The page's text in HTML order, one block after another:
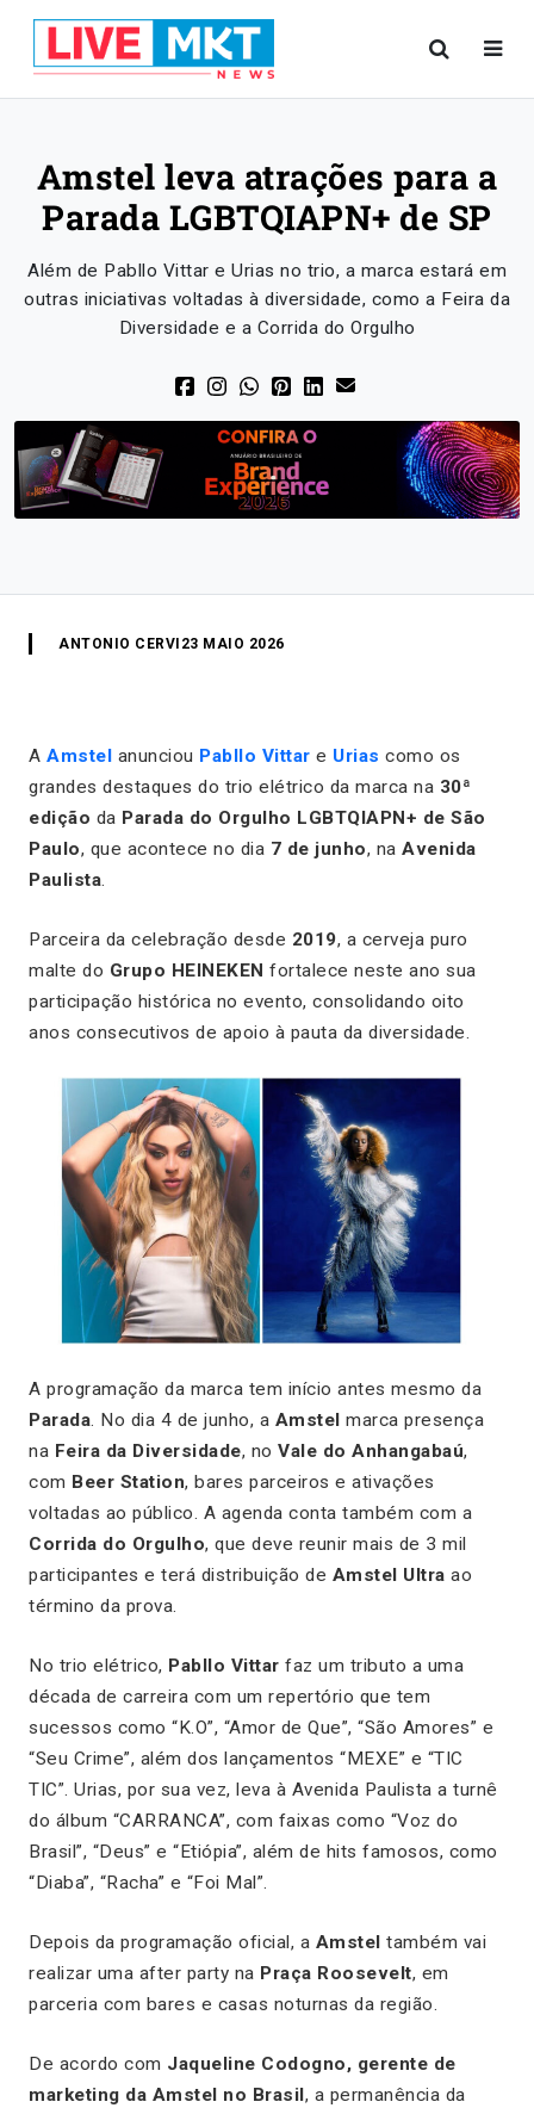
Amstel leva atrações para a
Parada LGBTQIAPN+ de SP
Além de Pabllo Vittar e Urias no trio, a marca estará em
outras iniciativas voltadas à diversidade, como a Feira da
Diversidade e a Corrida do Orgulho
ANTONIO CERVI 23 MAIO 2026
A Amstel anunciou Pabllo Vittar e Urias como os
grandes destaques do trio elétrico da marca na 30ª
edição da Parada do Orgulho LGBTQIAPN+ de São
Paulo, que acontece no dia 7 de junho, na Avenida
Paulista.
Parceira da celebração desde 2019, a cerveja puro
malte do Grupo HEINEKEN fortalece neste ano sua
participação histórica no evento, consolidando oito
anos consecutivos de apoio à pauta da diversidade.
A programação da marca tem início antes mesmo da
Parada. No dia 4 de junho, a Amstel marca presença
na Feira da Diversidade, no Vale do Anhangabaú,
com Beer Station, bares parceiros e ativações
voltadas ao público. A agenda conta também com a
Corrida do Orgulho, que deve reunir mais de 3 mil
participantes e terá distribuição de Amstel Ultra ao
término da prova.
No trio elétrico, Pabllo Vittar faz um tributo a uma
década de carreira com um repertório que tem
sucessos como “K.O”, “Amor de Que”, “São Amores” e
“Seu Crime”, além dos lançamentos “MEXE” e “TIC
TIC”. Urias, por sua vez, leva à Avenida Paulista a turnê
do álbum “CARRANCA”, com faixas como “Voz do
Brasil”, “Deus” e “Etiópia”, além de hits famosos, como
“Diaba”, “Racha” e “Foi Mal”.
Depois da programação oficial, a Amstel também vai
realizar uma after party na Praça Roosevelt, em
parceria com bares e casas noturnas da região.
De acordo com Jaqueline Codogno, gerente de
marketing da Amstel no Brasil, a permanência da